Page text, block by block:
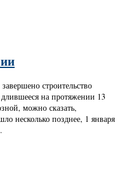
строительство
на протяжении 13
можно сказать,
несколько позднее, 1 января